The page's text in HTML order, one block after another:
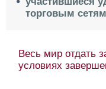
торговым сетям
Весь мир отдать
условиях